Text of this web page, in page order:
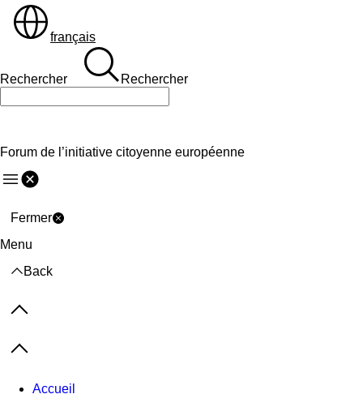
français
Rechercher Rechercher
Forum de l’initiative citoyenne européenne
Menu
Fermer
Menu
Back
Previous items
Next items
Accueil